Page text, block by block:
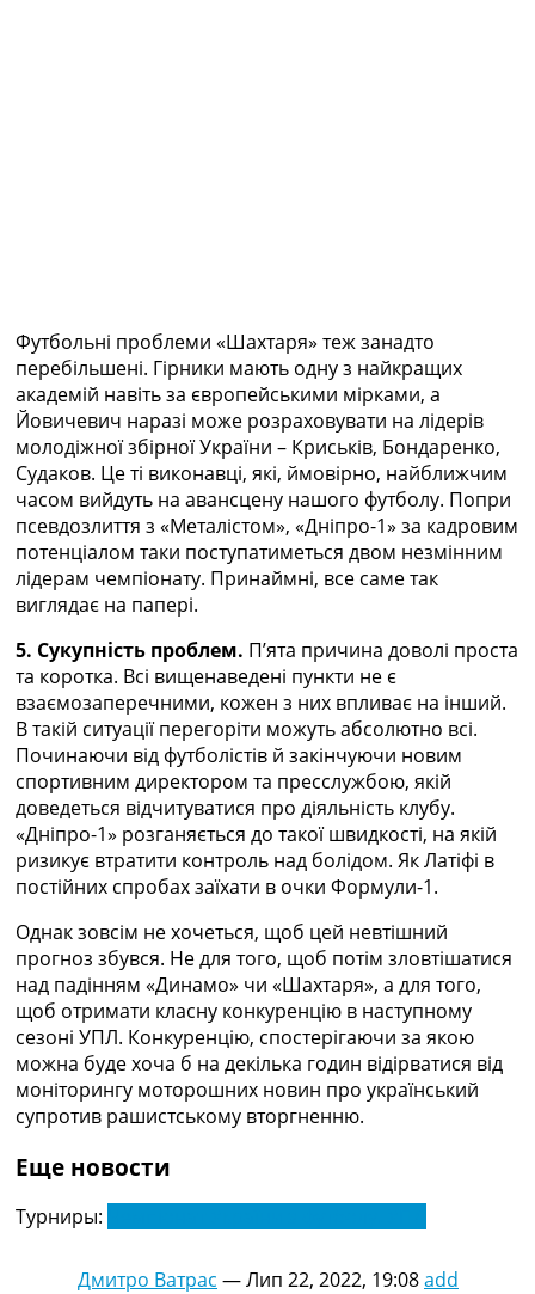
Футбольні проблеми «Шахтаря» теж занадто
перебільшені. Гірники мають одну з найкращих
академій навіть за європейськими мірками, а
Йовичевич наразі може розраховувати на лідерів
молодіжної збірної України – Криськів, Бондаренко,
Судаков. Це ті виконавці, які, ймовірно, найближчим
часом вийдуть на авансцену нашого футболу. Попри
псевдозлиття з «Металістом», «Дніпро-1» за кадровим
потенціалом таки поступатиметься двом незмінним
лідерам чемпіонату. Принаймні, все саме так
виглядає на папері.
5. Сукупність проблем. П’ята причина доволі проста
та коротка. Всі вищенаведені пункти не є
взаємозаперечними, кожен з них впливає на інший.
В такій ситуації перегоріти можуть абсолютно всі.
Починаючи від футболістів й закінчуючи новим
спортивним директором та пресслужбою, якій
доведеться відчитуватися про діяльність клубу.
«Дніпро-1» розганяється до такої швидкості, на якій
ризикує втратити контроль над болідом. Як Латіфі в
постійних спробах заїхати в очки Формули-1.
Однак зовсім не хочеться, щоб цей невтішний
прогноз збувся. Не для того, щоб потім зловтішатися
над падінням «Динамо» чи «Шахтаря», а для того,
щоб отримати класну конкуренцію в наступному
сезоні УПЛ. Конкуренцію, спостерігаючи за якою
можна буде хоча б на декілька годин відірватися від
моніторингу моторошних новин про український
супротив рашистському вторгненню.
Еще новости
Турниры:
Дмитро Ватрас —Лип 22, 2022, 19:08add